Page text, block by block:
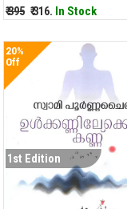
₹ 395 ₹ 316. In Stock
20%
Off
1st Edition